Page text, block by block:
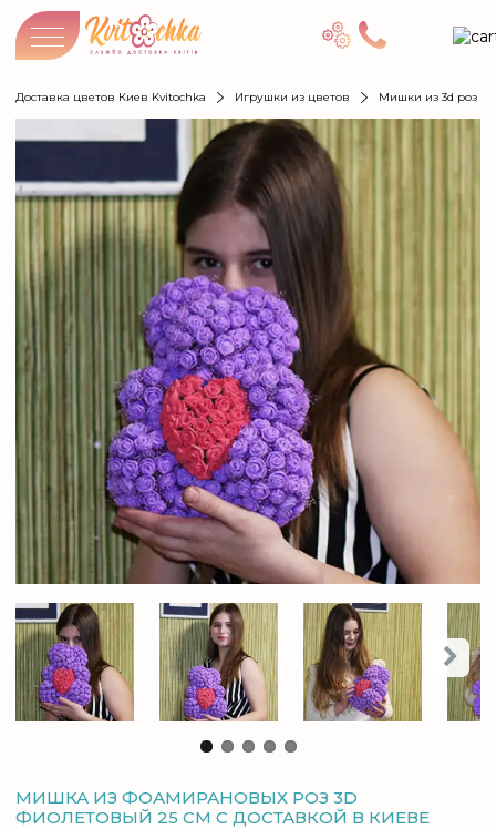
Доставка цветов Киев Kvitochka Игрушки из цветов Мишки из 3d роз
МИШКА ИЗ ФОАМИРАНОВЫХ РОЗ 3D
ФИОЛЕТОВЫЙ 25 СМ С ДОСТАВКОЙ В КИЕВЕ